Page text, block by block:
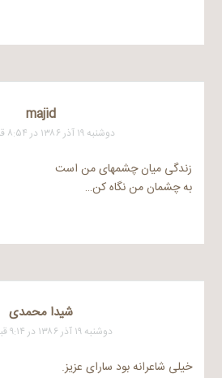
majid
دوشنبه ۱۹ آذر ۱۳۸۶ در ۸:۵۴ قبل از ظهر
زندگی میان چشمهای من است
به چشمان من نگاه کن…
شیدا محمدی
دوشنبه ۱۹ آذر ۱۳۸۶ در ۹:۱۴ قبل از ظهر
خیلی شاعرانه بود سارای عزیز.